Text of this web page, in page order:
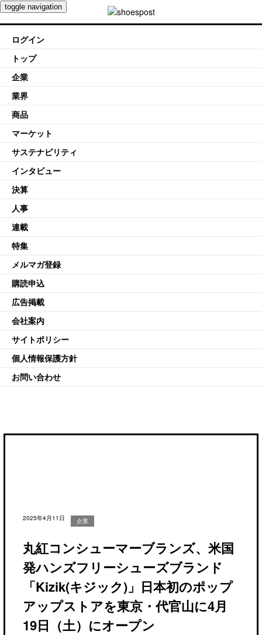
toggle navigation
ログイン
トップ
企業
業界
商品
マーケット
サステナビリティ
インタビュー
決算
人事
連載
特集
メルマガ登録
購読申込
広告掲載
会社案内
サイトポリシー
個人情報保護方針
お問い合わせ
2025年4月11日 企業
丸紅コンシューマーブランズ、米国
発ハンズフリーシューズブランド
「Kizik(キジック)」日本初のポップ
アップストアを東京・代官山に4月
19日（土）にオープン